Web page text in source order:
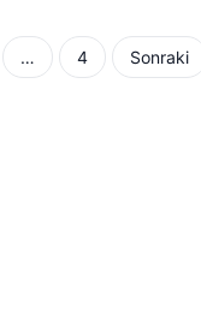
… 4 Sonraki